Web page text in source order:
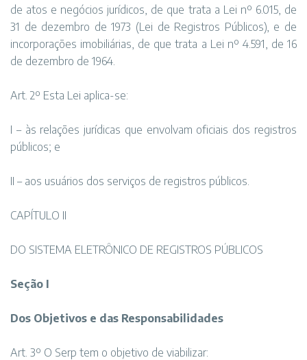
de atos e negócios jurídicos, de que trata a Lei nº 6.015, de
31 de dezembro de 1973 (Lei de Registros Públicos), e de
incorporações imobiliárias, de que trata a Lei nº 4.591, de 16
de dezembro de 1964.
Art. 2º Esta Lei aplica-se:
I – às relações jurídicas que envolvam oficiais dos registros
públicos; e
II – aos usuários dos serviços de registros públicos.
CAPÍTULO II
DO SISTEMA ELETRÔNICO DE REGISTROS PÚBLICOS
Seção I
Dos Objetivos e das Responsabilidades
Art. 3º O Serp tem o objetivo de viabilizar: